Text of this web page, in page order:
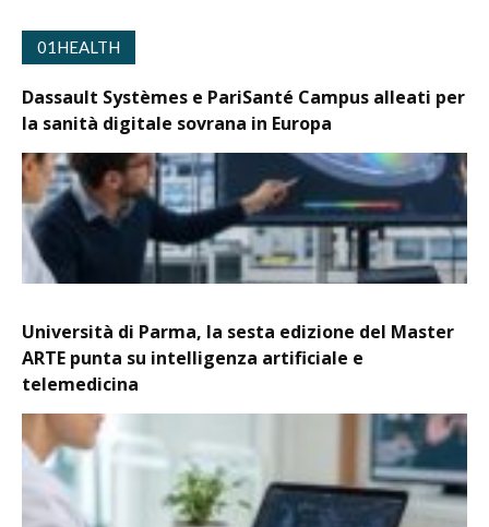
01HEALTH
Dassault Systèmes e PariSanté Campus alleati per
la sanità digitale sovrana in Europa
Università di Parma, la sesta edizione del Master
ARTE punta su intelligenza artificiale e
telemedicina